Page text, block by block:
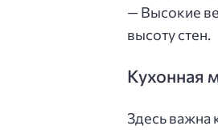
— Высокие
высоту стен.
Кухонная
Здесь важна